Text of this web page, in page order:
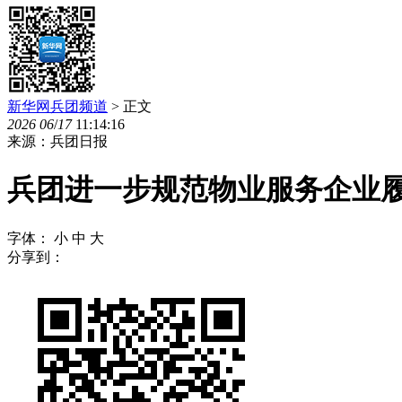
新华网兵团频道 > 正文
2026 06/17 11:14:16
来源：兵团日报
兵团进一步规范物业服务企业
字体： 小 中 大
分享到：